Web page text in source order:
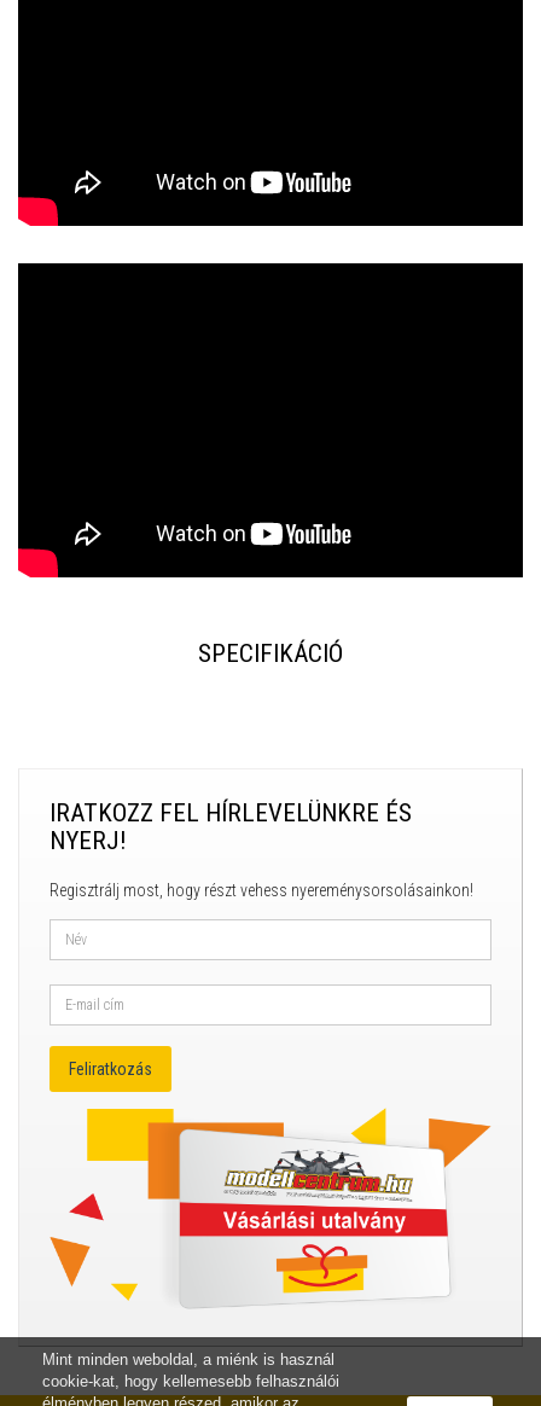
Mint minden weboldal, a miénk is használ
cookie-kat, hogy kellemesebb felhasználói
SPECIFIKÁCIÓ
IRATKOZZ FEL HÍRLEVELÜNKRE ÉS
NYERJ!
Regisztrálj most, hogy részt vehess nyereménysorsolásainkon!